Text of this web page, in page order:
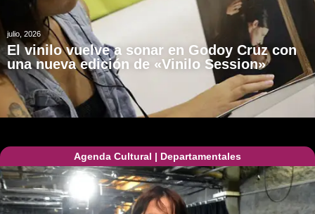
julio, 2026
El vinilo vuelve a sonar en Godoy Cruz con
una nueva edición de «Vinilo Session»
Agenda Cultural | Departamentales